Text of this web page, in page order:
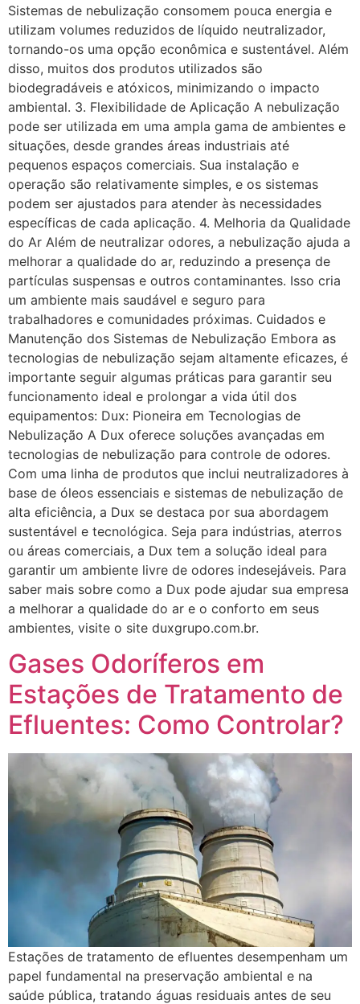
Sistemas de nebulização consomem pouca energia e
utilizam volumes reduzidos de líquido neutralizador,
tornando-os uma opção econômica e sustentável. Além
disso, muitos dos produtos utilizados são
biodegradáveis e atóxicos, minimizando o impacto
ambiental. 3. Flexibilidade de Aplicação A nebulização
pode ser utilizada em uma ampla gama de ambientes e
situações, desde grandes áreas industriais até
pequenos espaços comerciais. Sua instalação e
operação são relativamente simples, e os sistemas
podem ser ajustados para atender às necessidades
específicas de cada aplicação. 4. Melhoria da Qualidade
do Ar Além de neutralizar odores, a nebulização ajuda a
melhorar a qualidade do ar, reduzindo a presença de
partículas suspensas e outros contaminantes. Isso cria
um ambiente mais saudável e seguro para
trabalhadores e comunidades próximas. Cuidados e
Manutenção dos Sistemas de Nebulização Embora as
tecnologias de nebulização sejam altamente eficazes, é
importante seguir algumas práticas para garantir seu
funcionamento ideal e prolongar a vida útil dos
equipamentos: Dux: Pioneira em Tecnologias de
Nebulização A Dux oferece soluções avançadas em
tecnologias de nebulização para controle de odores.
Com uma linha de produtos que inclui neutralizadores à
base de óleos essenciais e sistemas de nebulização de
alta eficiência, a Dux se destaca por sua abordagem
sustentável e tecnológica. Seja para indústrias, aterros
ou áreas comerciais, a Dux tem a solução ideal para
garantir um ambiente livre de odores indesejáveis. Para
saber mais sobre como a Dux pode ajudar sua empresa
a melhorar a qualidade do ar e o conforto em seus
ambientes, visite o site duxgrupo.com.br.
Gases Odoríferos em
Estações de Tratamento de
Efluentes: Como Controlar?
Estações de tratamento de efluentes desempenham um
papel fundamental na preservação ambiental e na
saúde pública, tratando águas residuais antes de seu